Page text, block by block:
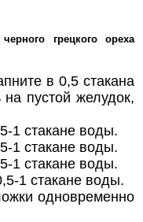
грецкого ореха
в 0,5 стакана
пустой желудок,
1 стакане воды.
1 стакане воды.
1 стакане воды.
1 стакане воды.
одновременно